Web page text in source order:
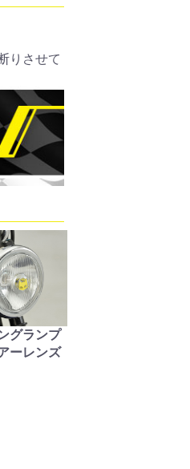
りさせて
グランプ
ーレンズ